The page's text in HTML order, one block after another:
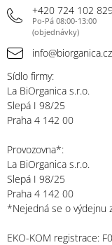
+420 724 102 829
Po-Pá 08:00-13:00
(objednávky)
info@biorganica.cz
Sídlo firmy:
La BiOrganica s.r.o.
Slepá I 98/25
Praha 4 142 00
Provozovna*:
La BiOrganica s.r.o.
Slepá I 98/25
Praha 4 142 00
*Nejedná se o výdejnu
EKO-KOM registrace: